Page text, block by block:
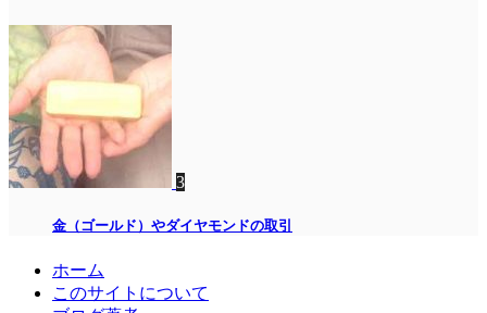
3
金（ゴールド）やダイヤモンドの取引
ホーム
このサイトについて